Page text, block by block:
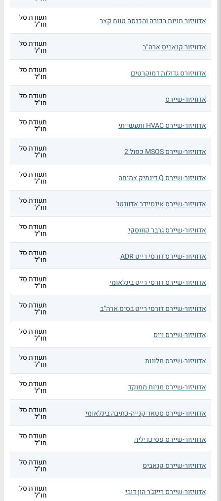
אדוויזור מניות בכורה והכנסה טווח קצר תעודת סל
חו"ל
אדוויזור קנאביס ארה"ב תעודת סל
חו"ל
אדוויזורס גדולות דמוקרטים תעודת סל
חו"ל
אדוויזור-שיירס תעודת סל
חו"ל
אדוויזור-שיירס HVAC ותעשייתי תעודת סל
חו"ל
אדוויזור-שיירס MSOS כפול 2 תעודת סל
חו"ל
אדוויזור-שיירס Q דינמיק צמיחה תעודת סל
חו"ל
אדוויזור-שיירס אינסיידר אדוונטג' תעודת סל
חו"ל
אדוויזור-שיירס גרבר קוווסקי תעודת סל
חו"ל
אדוויזור-שיירס דורסי רייט ADR תעודת סל
חו"ל
אדוויזור-שיירס דורסי רייט בינלאומי תעודת סל
חו"ל
אדוויזור-שיירס דורסי רייט בסיס ארה"ב תעודת סל
חו"ל
אדוויזור-שיירס וייס תעודת סל
חו"ל
אדוויזור-שיירס מלונות תעודת סל
חו"ל
אדוויזור-שיירס מניות ממוקד תעודת סל
חו"ל
אדוויזור-שיירס סטאר קנייה-כתיבה בינלאומי תעודת סל
חו"ל
אדוויזור-שיירס פסיכדיליה תעודת סל
חו"ל
אדוויזור-שיירס קנאביס תעודת סל
חו"ל
אדוויזור-שיירס ריינג'ר הון דובי תעודת סל
חו"ל